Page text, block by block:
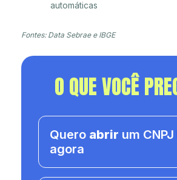
automáticas
Fontes: Data Sebrae e IBGE
O QUE VOCÊ
Quero abrir um CNPJ
agora